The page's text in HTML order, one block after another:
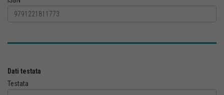
Dati testata
Testata